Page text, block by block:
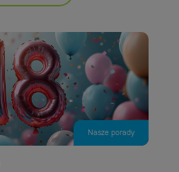
Nasze porady